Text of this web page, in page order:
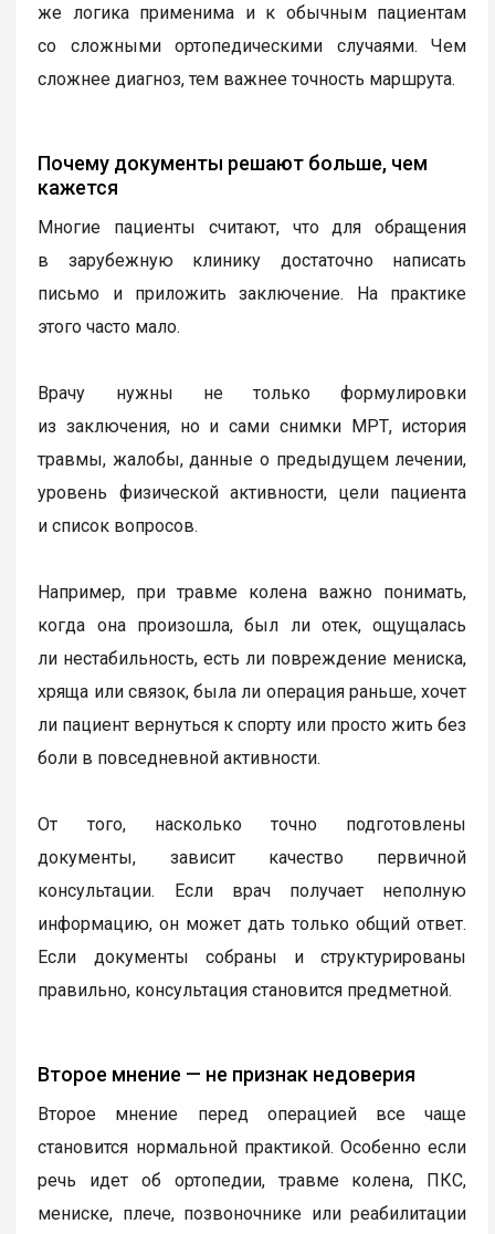
же логика применима и к обычным пациентам
со сложными ортопедическими случаями. Чем
сложнее диагноз, тем важнее точность маршрута.
Почему документы решают больше, чем
кажется
Многие пациенты считают, что для обращения
в зарубежную клинику достаточно написать
письмо и приложить заключение. На практике
этого часто мало.
Врачу нужны не только формулировки
из заключения, но и сами снимки МРТ, история
травмы, жалобы, данные о предыдущем лечении,
уровень физической активности, цели пациента
и список вопросов.
Например, при травме колена важно понимать,
когда она произошла, был ли отек, ощущалась
ли нестабильность, есть ли повреждение мениска,
хряща или связок, была ли операция раньше, хочет
ли пациент вернуться к спорту или просто жить без
боли в повседневной активности.
От того, насколько точно подготовлены
документы, зависит качество первичной
консультации. Если врач получает неполную
информацию, он может дать только общий ответ.
Если документы собраны и структурированы
правильно, консультация становится предметной.
Второе мнение — не признак недоверия
Второе мнение перед операцией все чаще
становится нормальной практикой. Особенно если
речь идет об ортопедии, травме колена, ПКС,
мениске, плече, позвоночнике или реабилитации